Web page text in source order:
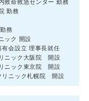
命救急センター 勤務
勤務
務
ック 開設
会設立 理事長就任
ニック大阪院 開設
ニック東京院 開設
ニック札幌院 開設